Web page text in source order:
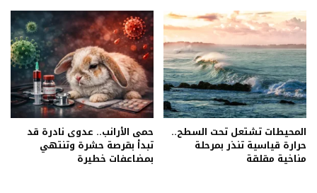
المحيطات تشتعل تحت السطح..
حرارة قياسية تنذر بمرحلة
مناخية مقلقة
حمى الأرانب.. عدوى نادرة قد
تبدأ بقرصة حشرة وتنتهي
بمضاعفات خطيرة